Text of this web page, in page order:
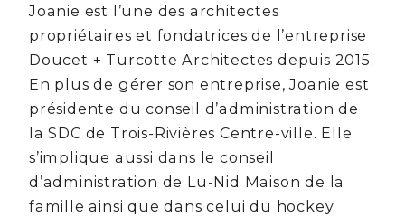
Joanie est l’une des architectes
propriétaires et fondatrices de l’entreprise
Doucet + Turcotte Architectes depuis 2015.
En plus de gérer son entreprise, Joanie est
présidente du conseil d’administration de
la SDC de Trois-Rivières Centre-ville. Elle
s’implique aussi dans le conseil
d’administration de Lu-Nid Maison de la
famille ainsi que dans celui du hockey